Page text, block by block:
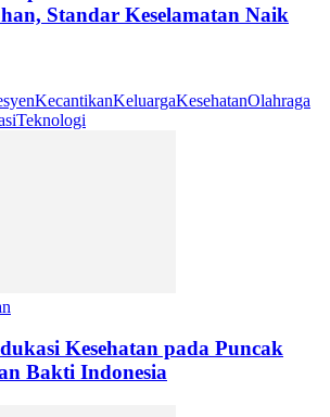
Standar Keselamatan Naik
KecantikanKeluargaKesehatanOlahraga
Teknologi
Kesehatan pada Puncak
Bakti Indonesia